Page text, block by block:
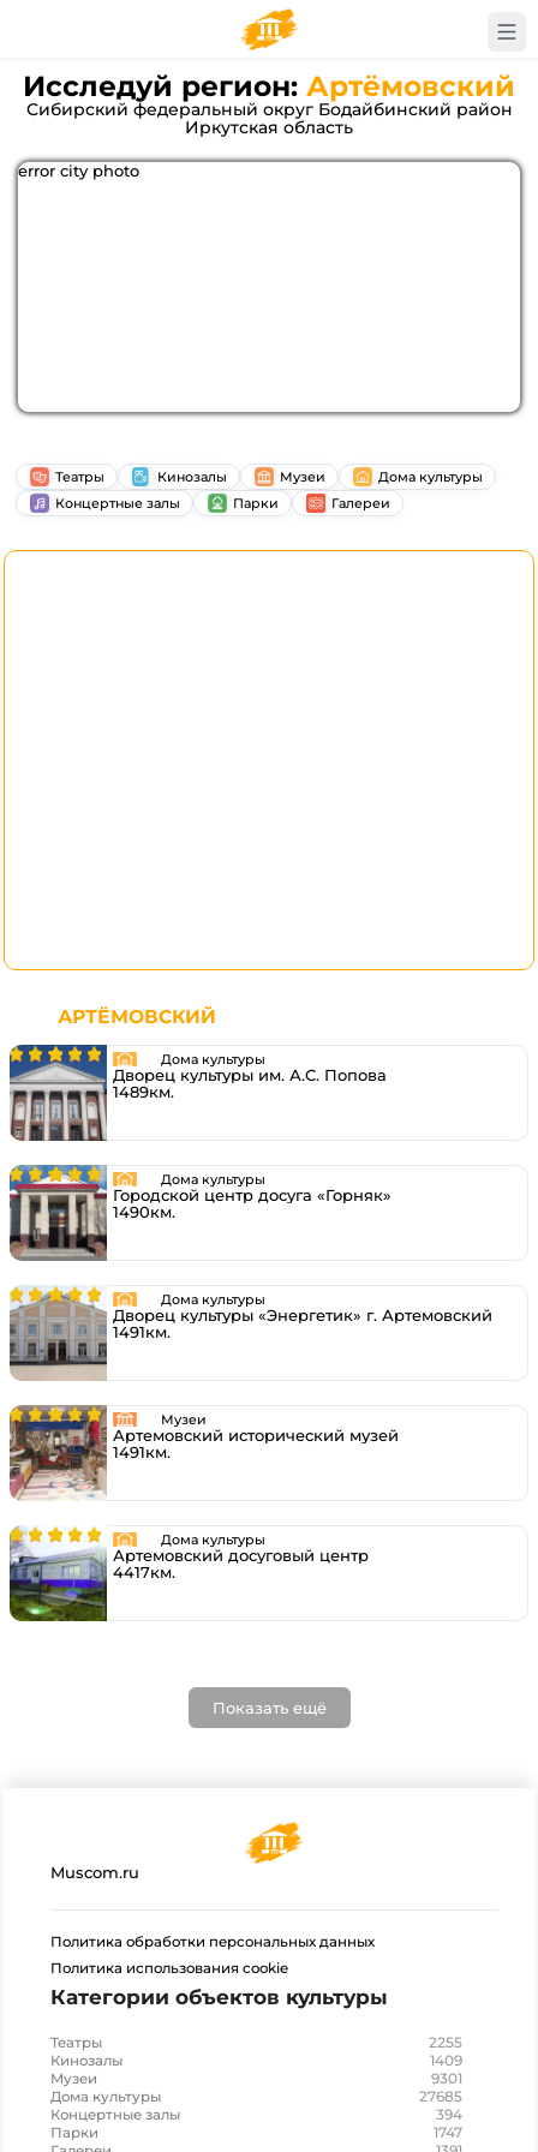
Исследуй регион: Артёмовский
Сибирский федеральный округ Бодайбинский район
Иркутская область
error city photo
Театры Кинозалы Музеи
Дома культуры
Концертные залы
Парки Галереи
АРТЁМОВСКИЙ
Дома культуры
Дворец культуры им. А.С. Попова
1489км.
Дома культуры
Городской центр досуга «Горняк»
1490км.
Дома культуры
Дворец культуры «Энергетик» г. Артемовский
1491км.
Музеи
Артемовский исторический музей
1491км.
Дома культуры
Артемовский досуговый центр
4417км.
Показать ещё
Muscom.ru
Политика обработки персональных данных
Политика использования cookie
Категории объектов культуры
Театры 2255
Кинозалы 1409
Музеи 9301
Дома культуры 27685
Концертные залы 394
Парки 1747